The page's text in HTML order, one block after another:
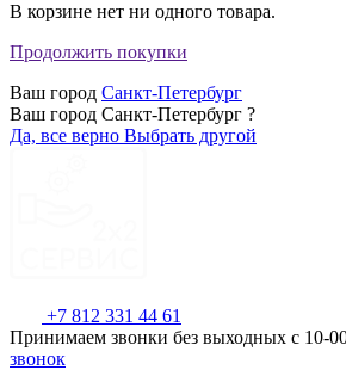
В корзине нет ни одного товара.
Продолжить покупки
Ваш город Санкт-Петербург
Ваш город Санкт-Петербург ?
Да, все верно Выбрать другой
+7 812 331 44 61
Принимаем звонки без выходных с 10-
звонок